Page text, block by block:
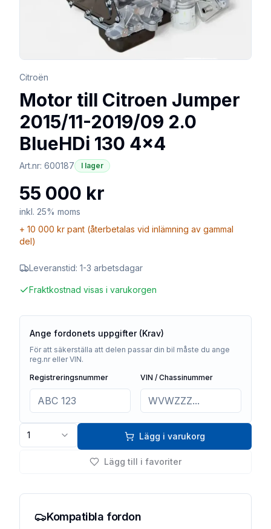
Citroën
Motor till Citroen Jumper
2015/11-2019/09 2.0
BlueHDi 130 4×4
Art.nr: 600187 I lager
55 000 kr
inkl. 25% moms
+ 10 000 kr pant (återbetalas vid inlämning av gammal
del)
Leveranstid: 1-3 arbetsdagar
Fraktkostnad visas i varukorgen
Ange fordonets uppgifter (Krav)
För att säkerställa att delen passar din bil måste du ange
reg.nr eller VIN.
Registreringsnummer
VIN / Chassinummer
1 Lägg i varukorg
Lägg till i favoriter
Kompatibla fordon